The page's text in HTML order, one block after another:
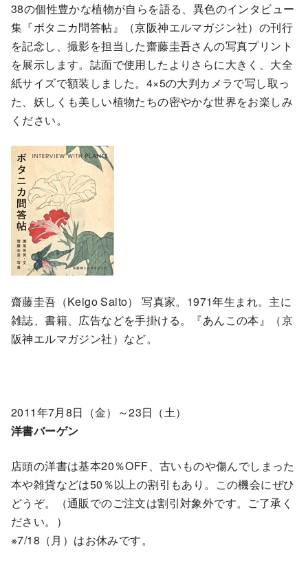
38の個性豊かな植物が自らを語る、異色のインタビュー
集『ボタニカ問答帖』（京阪神エルマガジン社）の刊行
を記念し、撮影を担当した齋藤圭吾さんの写真プリント
を展示します。誌面で使用したよりさらに大きく、大全
紙サイズで額装しました。4×5の大判カメラで写し取っ
た、妖しくも美しい植物たちの密やかな世界をお楽しみ
ください。
齋藤圭吾（Keigo Saito） 写真家。1971年生まれ。主に
雑誌、書籍、広告などを手掛ける。『あんこの本』（京
阪神エルマガジン社）など。
2011年7月8日（金）～23日（土）
洋書バーゲン
店頭の洋書は基本20％OFF、古いものや傷んでしまった
本や雑貨などは50％以上の割引もあり。この機会にぜひ
どうぞ。（通販でのご注文は割引対象外です。ご了承く
ださい。）
※7/18（月）はお休みです。